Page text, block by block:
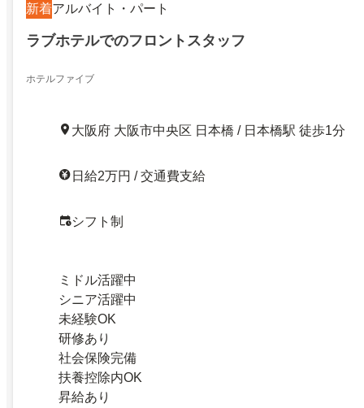
新着アルバイト・パート
ラブホテルでのフロントスタッフ
ホテルファイブ
大阪府 大阪市中央区 日本橋 / 日本橋駅 徒歩1分
日給2万円 / 交通費支給
シフト制
ミドル活躍中
シニア活躍中
未経験OK
研修あり
社会保険完備
扶養控除内OK
昇給あり